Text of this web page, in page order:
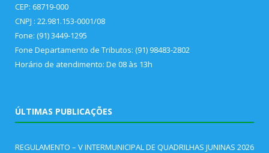
CEP: 68719-000
CNPJ : 22.981.153-0001/08
Fone: (91) 3449-1295
Fone Departamento de Tributos: (91) 98483-2802
Horário de atendimento: De 08 às 13h
ÚLTIMAS PUBLICAÇÕES
REGULAMENTO – V INTERMUNICIPAL DE QUADRILHAS JUNINAS 2026